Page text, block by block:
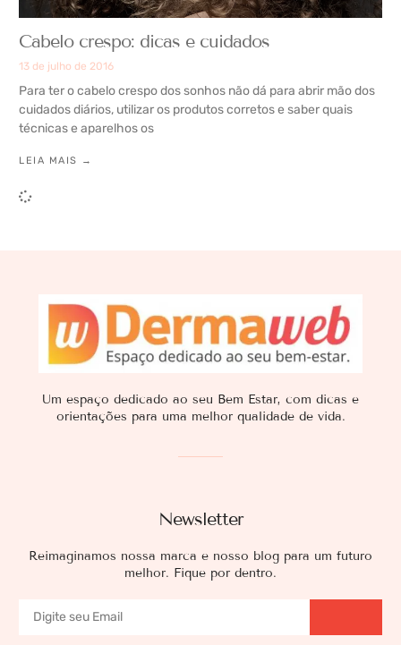
Cabelo crespo: dicas e cuidados
13 de julho de 2016
Para ter o cabelo crespo dos sonhos não dá para abrir mão dos
cuidados diários, utilizar os produtos corretos e saber quais
técnicas e aparelhos os
LEIA MAIS →
Newsletter
Reimaginamos nossa marca e nosso blog para um futuro
melhor. Fique por dentro.
Um espaço dedicado ao seu Bem Estar, com dicas e
orientações para uma melhor qualidade de vida.